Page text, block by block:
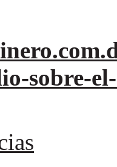
sobre-